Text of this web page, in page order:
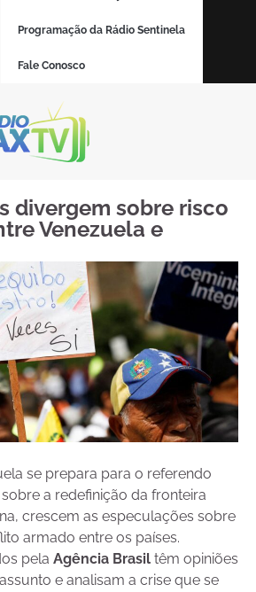
Programação da Rádio Sentinela
Fale Conosco
divergem sobre risco
Venezuela e
se prepara para o referendo
a redefinição da fronteira
crescem as especulações sobre
armado entre os países.
pela Agência Brasil têm opiniões
e analisam a crise que se